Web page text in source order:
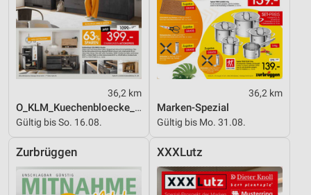
36,2 km
O_KLM_Kuechenbloecke_01_26_ES
Gültig bis So. 16.08.
36,2 km
Marken-Spezial
Gültig bis Mo. 31.08.
Zurbrüggen XXXLutz
Nicht-IAB-Verarbeitungszwecke:
Notwendig
Performance
Werbung